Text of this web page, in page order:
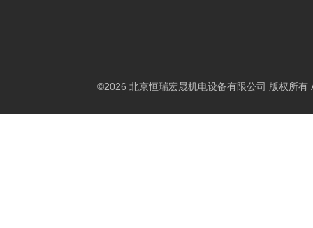
©2026 北京恒瑞宏晟机电设备有限公司 版权所有